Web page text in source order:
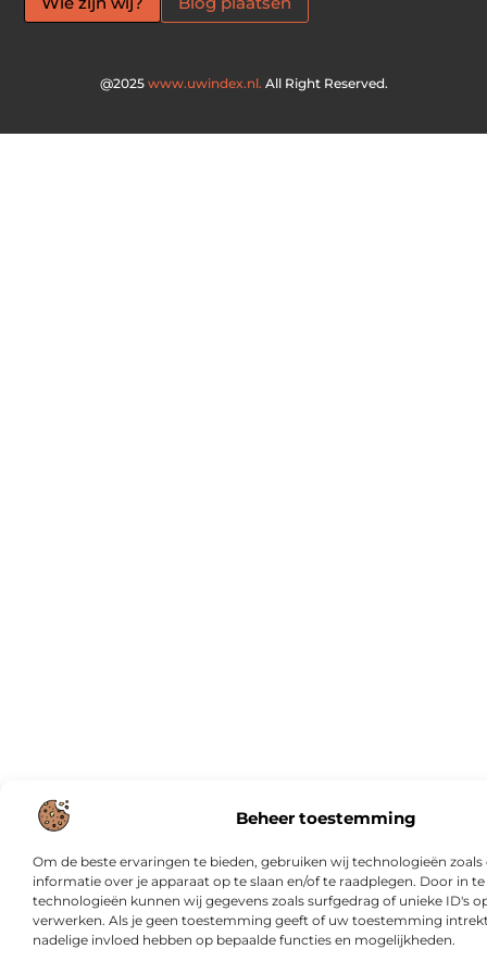
Beheer toestemming
Om de beste ervaringen te bieden, gebruiken wij technologieën
informatie over je apparaat op te slaan en/of te raadplegen. Door in
technologieën kunnen wij gegevens zoals surfgedrag of unieke ID's
verwerken. Als je geen toestemming geeft of uw toestemming
nadelige invloed hebben op bepaalde functies en mogelijkheden.
@2025 www.uwindex.nl. All Right Reserved.